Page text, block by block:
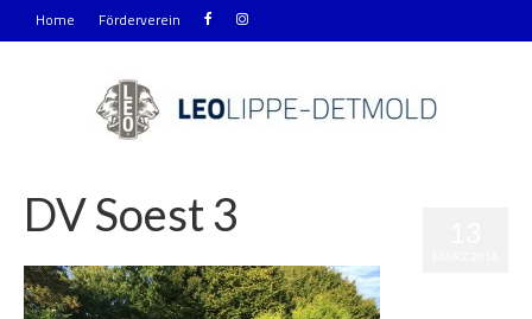
Home Förderverein
DV Soest 3